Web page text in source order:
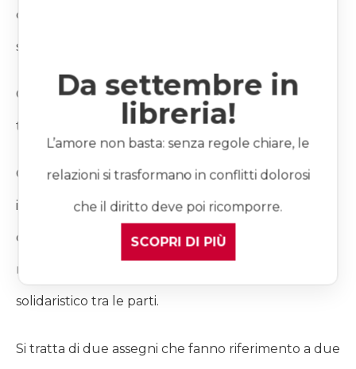
chiara quando parliamo di assegno in caso di
scioglimento dell’unione civile.
Come già accennato soltanto l’assegno di divorzio
trova applicazione alle unioni civili.
Questo perché nelle unioni civili non esiste un
istituto analogo a quello della separazione legale
quindi anche il relativo assegno di mantenimento
non può essere trasposto quale strumento
solidaristico tra le parti.
Si tratta di due assegni che fanno riferimento a due
Da settembre in
libreria!
L’amore non basta: senza regole chiare, le
relazioni si trasformano in conflitti dolorosi
che il diritto deve poi ricomporre.
SCOPRI DI PIÙ